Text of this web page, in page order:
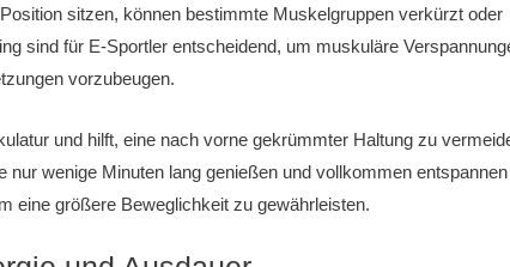
sitzen, können bestimmte Muskelgruppen verkürzt oder
sind für E-Sportler entscheidend, um muskuläre
vorzubeugen.
und hilft, eine nach vorne gekrümmter Haltung zu
wenige Minuten lang genießen und vollkommen entspannen
eine größere Beweglichkeit zu gewährleisten.